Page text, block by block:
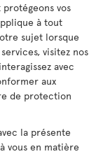
vos
à tout
sujet lorsque
visitez nos
avec
aux
de protection
la présente
vous en matière